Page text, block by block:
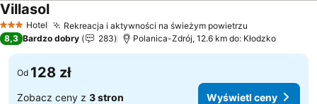
3 Kategoria
Hotel Rekreacja i aktywności na świeżym powietrzu
Villasol
8,3 Bardzo dobry 283 Polanica-Zdrój, 12.6 km do: Kłodzko
Od 128 zł
Zobacz ceny z 3 stron Wyświetl ceny